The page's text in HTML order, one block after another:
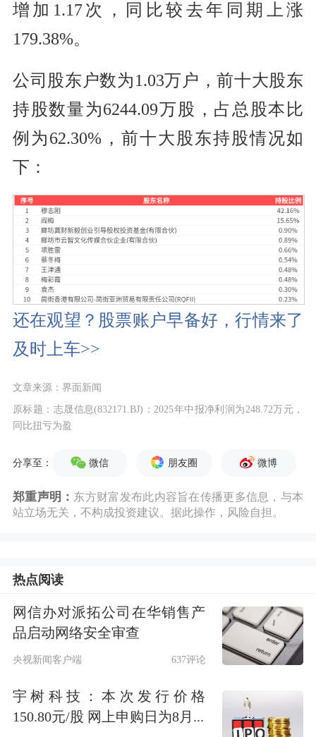
增加1.17次，同比较去年同期上涨
179.38%。
公司股东户数为1.03万户，前十大股东
持股数量为6244.09万股，占总股本比
例为62.30%，前十大股东持股情况如
下：
还在观望？股票账户早备好，行情来了
及时上车>>
文章来源：界面新闻
原标题：志晟信息(832171.BJ)：2025年中报净利润为248.72万元，
同比扭亏为盈
分享至： 微信 朋友圈 微博
郑重声明： 东方财富发布此内容旨在传播更多信息，与本
站立场无关，不构成投资建议。据此操作，风险自担。
热点阅读
网信办对派拓公司在华销售产
品启动网络安全审查
央视新闻客户端 637评论
宇树科技：本次发行价格
150.80元/股 网上申购日为8月...